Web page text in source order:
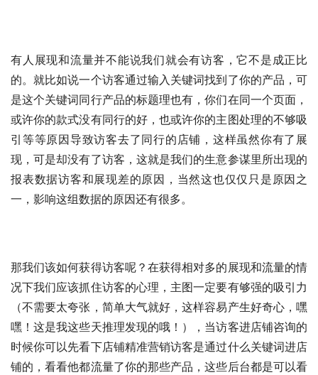
有人展现和流量并不能说我们就会有访客，它不是成正比
的。就比如说一个访客通过输入关键词找到了你的产品，可
是这个关键词同行产品的标题理也有，你们在同一个页面，
或许你的款式没有同行的好，也或许你的主图处理的不够吸
引等等原因导致访客去了同行的店铺，这样虽然你有了展
现，可是却没有了访客，这就是我们的生意参谋里所出现的
报表数据访客和展现差的原因，当然这也仅仅只是原因之
一，影响这组数据的原因还有很多。
那我们该如何获得访客呢？在获得相对多的展现和流量的情
况下我们应该抓住访客的心理，主图一定要有够强的吸引力
（不需要太夸张，简单大气就好，这样容易产生好奇心，嘿
嘿！这是我这些天推理发现的哦！），当访客进店铺咨询的
时候你可以先看下店铺精准营销访客是通过什么关键词进店
铺的，看看他都流量了你的那些产品，这些后台都是可以看